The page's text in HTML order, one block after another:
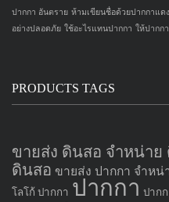
ปากกา อันตราย ห้ามเขียนชื่อด้วยปากกาแดง
อย่างปลอดภัย ใช้อะไรแทนปากกา ให้ปากก
PRODUCTS TAGS
ขายส่ง ดินสอ จำหน่า
ดินสอ ขายส่ง ปากกา จำหน่
โลโก้ ปากกา ปากกา ปากก